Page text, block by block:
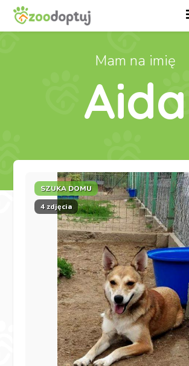
Mam na imię
Aida
SZUKA DOMU
4 zdjęcia